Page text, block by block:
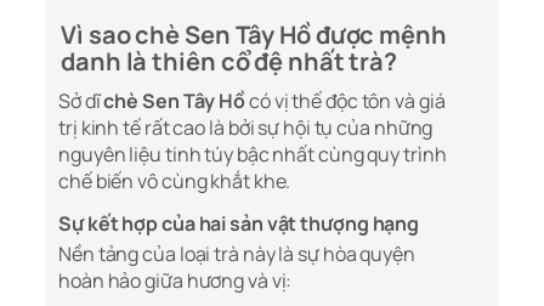
Vì sao chè Sen Tây Hồ được mệnh
danh là thiên cổ đệ nhất trà?
Sở dĩchè Sen Tây Hồcó vị thế độc tôn và giá
trị kinh tế rất cao là bởi sự hội tụ của những
nguyên liệu tinh túy bậc nhất cùng quy trình
chế biến vô cùng khắt khe.
Sự kết hợp của hai sản vật thượng hạng
Nền tảng của loại trà này là sự hòa quyện
hoàn hảo giữa hương và vị: